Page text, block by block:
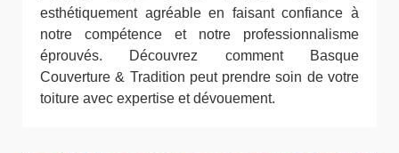
esthétiquement agréable en faisant confiance à
notre compétence et notre professionnalisme
éprouvés. Découvrez comment Basque
Couverture & Tradition peut prendre soin de votre
toiture avec expertise et dévouement.